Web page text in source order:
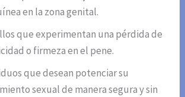
en la zona genital.
que experimentan una pérdida de
o firmeza en el pene.
que desean potenciar su
sexual de manera segura y sin